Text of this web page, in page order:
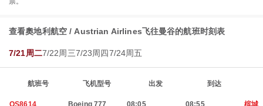
查看奧地利航空 / Austrian Airlines飞往曼谷的航班时刻表
7/21周二7/22周三7/23周四7/24周五
航班号 飞机型号 出发 到达
OS8614 Boeing 777 08:05 08:55 槟城